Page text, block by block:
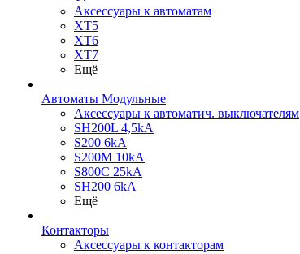
Аксессуары к автоматам
XT5
XT6
XT7
Ещё
Автоматы Модульные
Аксессуары к автоматич. выключателям
SH200L 4,5kA
S200 6kA
S200M 10kA
S800C 25kA
SH200 6kA
Ещё
Контакторы
Аксессуары к контакторам